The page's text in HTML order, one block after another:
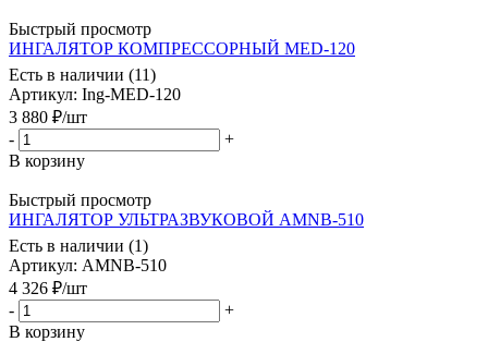
Быстрый просмотр
ИНГАЛЯТОР КОМПРЕССОРНЫЙ MED-120
Есть в наличии (11)
Артикул: Ing-MED-120
3 880 ₽/шт
-
+
В корзину
Быстрый просмотр
ИНГАЛЯТОР УЛЬТРАЗВУКОВОЙ AMNB-510
Есть в наличии (1)
Артикул: AMNB-510
4 326 ₽/шт
-
+
В корзину